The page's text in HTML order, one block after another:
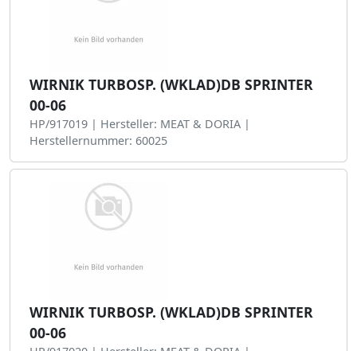
WIRNIK TURBOSP. (WKLAD)DB SPRINTER
00-06
HP/917019 | Hersteller: MEAT & DORIA |
Herstellernummer: 60025
WIRNIK TURBOSP. (WKLAD)DB SPRINTER
00-06